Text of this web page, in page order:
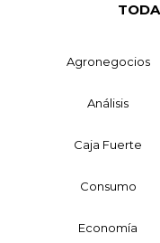
Agronegocios
Análisis
Caja Fuerte
Consumo
Economía